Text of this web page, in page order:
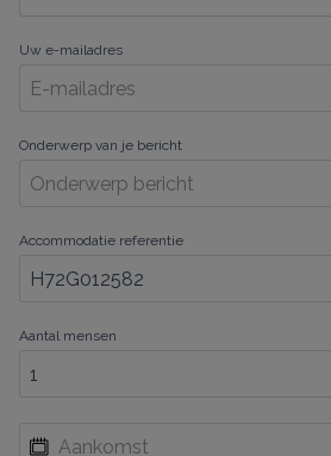
Uw e-mailadres
Onderwerp van je bericht
Accommodatie referentie
Aantal mensen